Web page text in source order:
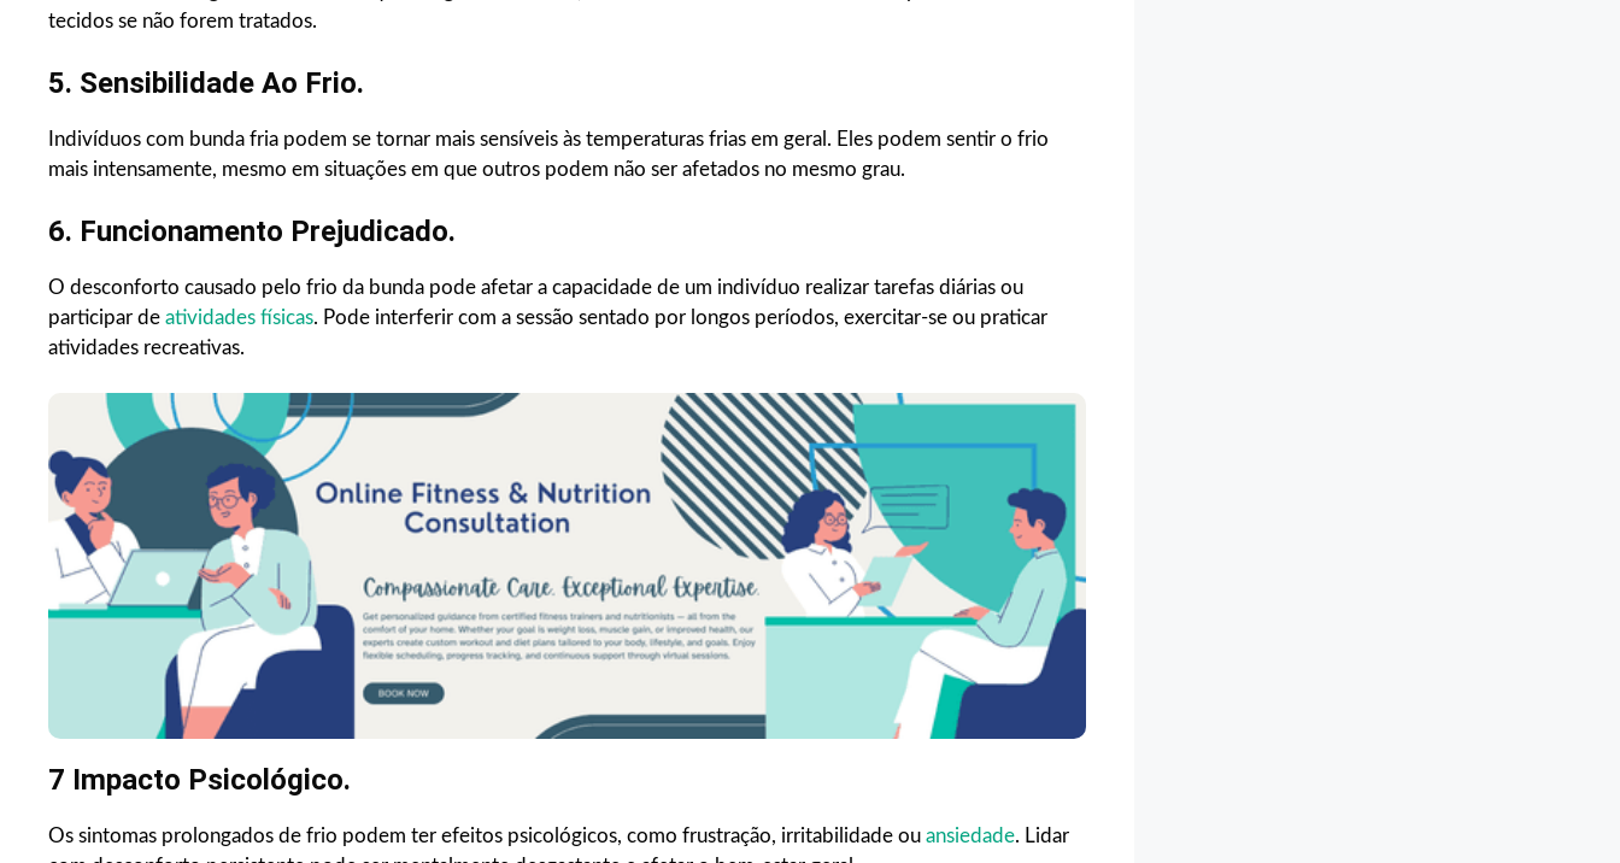
tecidos se não forem tratados.
5. Sensibilidade Ao Frio.
Indivíduos com bunda fria podem se tornar mais sensíveis às temperaturas frias em geral. Eles podem sentir o frio
mais intensamente, mesmo em situações em que outros podem não ser afetados no mesmo grau.
6. Funcionamento Prejudicado.
O desconforto causado pelo frio da bunda pode afetar a capacidade de um indivíduo realizar tarefas diárias ou
participar de atividades físicas. Pode interferir com a sessão sentado por longos períodos, exercitar-se ou praticar
atividades recreativas.
7 Impacto Psicológico.
Os sintomas prolongados de frio podem ter efeitos psicológicos, como frustração, irritabilidade ou ansiedade. Lidar